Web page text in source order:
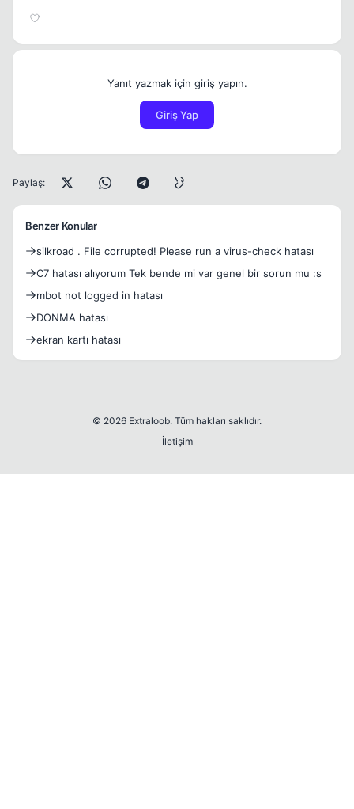
Yanıt yazmak için giriş yapın.
Giriş Yap
Paylaş:
Benzer Konular
silkroad . File corrupted! Please run a virus-check hatası
C7 hatası alıyorum Tek bende mi var genel bir sorun mu :s
mbot not logged in hatası
DONMA hatası
ekran kartı hatası
© 2026 Extraloob. Tüm hakları saklıdır.
İletişim